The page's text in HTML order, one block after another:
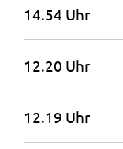
14.54 Uhr
12.20 Uhr
12.19 Uhr